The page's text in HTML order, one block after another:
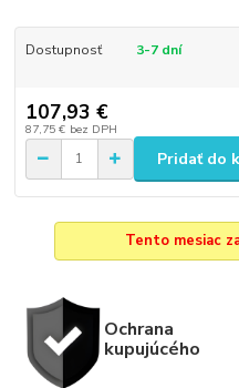
Dostupnosť 3-7 dní
107,93 €
87,75 € bez DPH
Pridať do
Tento mesiac
Ochrana
kupujúcého